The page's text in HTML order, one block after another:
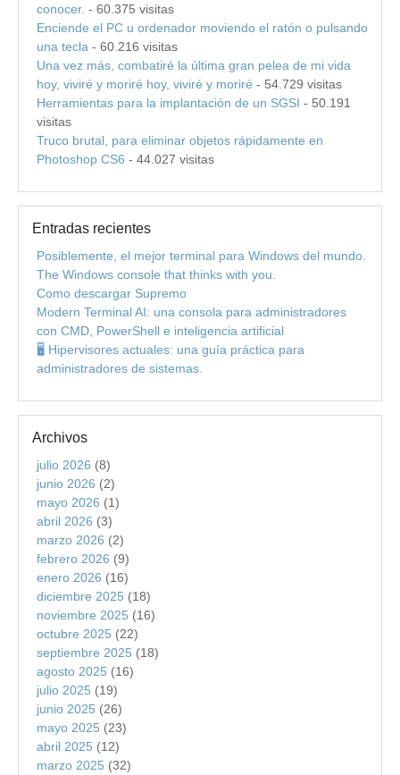
conocer. - 60.375 visitas
Enciende el PC u ordenador moviendo el ratón o pulsando
una tecla - 60.216 visitas
Una vez más, combatiré la última gran pelea de mi vida
hoy, viviré y moriré hoy, viviré y moriré - 54.729 visitas
Herramientas para la implantación de un SGSI - 50.191
visitas
Truco brutal, para eliminar objetos rápidamente en
Photoshop CS6 - 44.027 visitas
Entradas recientes
Posiblemente, el mejor terminal para Windows del mundo.
The Windows console that thinks with you.
Como descargar Supremo
Modern Terminal AI: una consola para administradores
con CMD, PowerShell e inteligencia artificial
🖥️ Hipervisores actuales: una guía práctica para
administradores de sistemas.
Archivos
julio 2026 (8)
junio 2026 (2)
mayo 2026 (1)
abril 2026 (3)
marzo 2026 (2)
febrero 2026 (9)
enero 2026 (16)
diciembre 2025 (18)
noviembre 2025 (16)
octubre 2025 (22)
septiembre 2025 (18)
agosto 2025 (16)
julio 2025 (19)
junio 2025 (26)
mayo 2025 (23)
abril 2025 (12)
marzo 2025 (32)